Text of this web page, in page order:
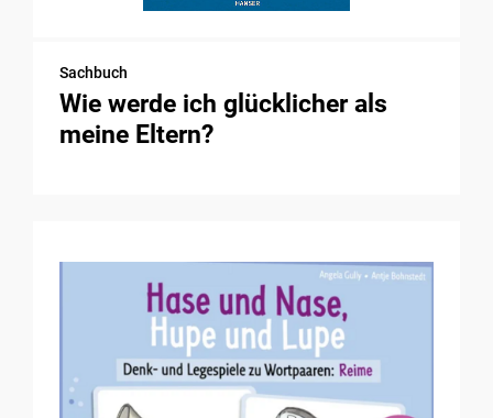
Sachbuch
Wie werde ich glücklicher als
meine Eltern?